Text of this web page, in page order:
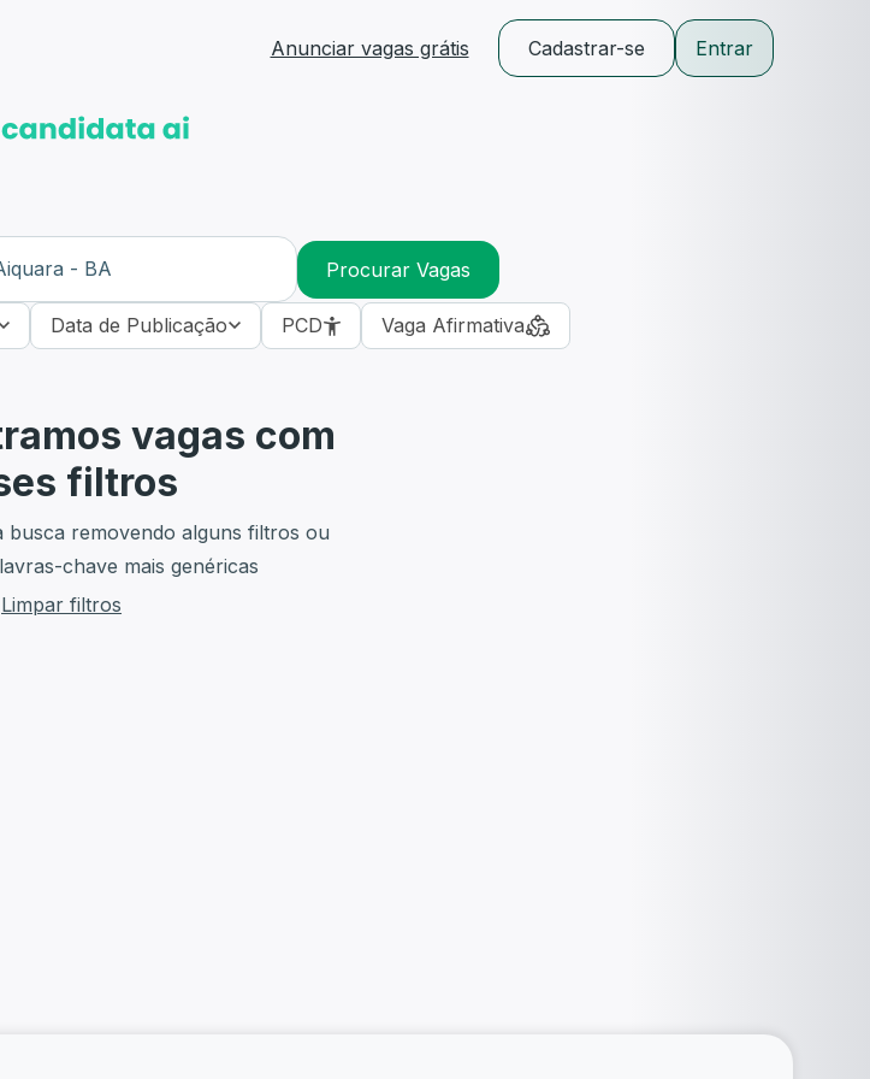
Anunciar vagas grátis Cadastrar-se Entrar
Procurar Vagas
Data de Publicação PCD Vaga Afirmativa
vagas com
filtros
busca removendo alguns filtros ou
chave mais genéricas
Limpar filtros